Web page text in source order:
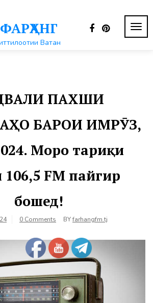
Ватан
ПАХШИ
БАРОИ ИМРӮЗ,
Моро тариқи
FM пайгир
бошед!
0 Comments BYfarhangfm.tj